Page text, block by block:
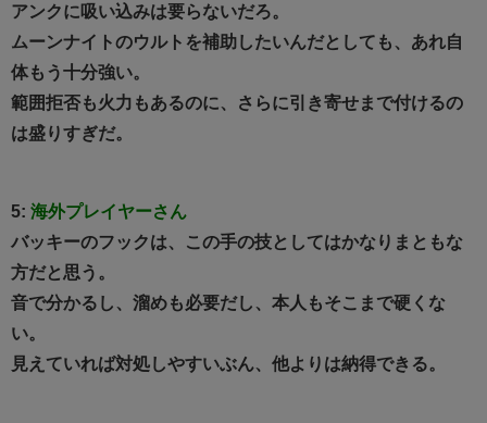
アンクに吸い込みは要らないだろ。
ムーンナイトのウルトを補助したいんだとしても、あれ自
体もう十分強い。
範囲拒否も火力もあるのに、さらに引き寄せまで付けるの
は盛りすぎだ。
5: 海外プレイヤーさん
バッキーのフックは、この手の技としてはかなりまともな
方だと思う。
音で分かるし、溜めも必要だし、本人もそこまで硬くな
い。
見えていれば対処しやすいぶん、他よりは納得できる。